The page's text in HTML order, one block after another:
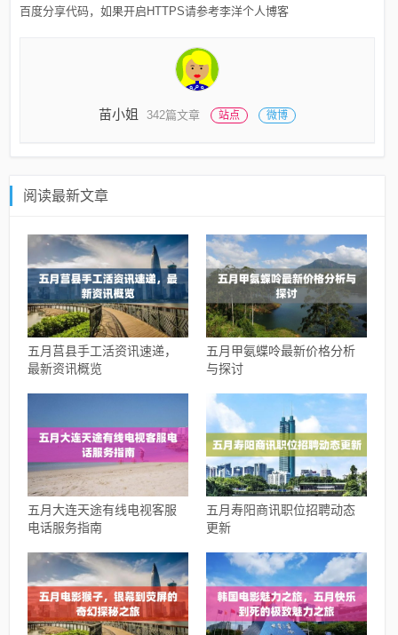
百度分享代码，如果开启HTTPS请参考李洋个人博客
苗小姐 342篇文章 站点 微博
阅读最新文章
五月莒县手工活资讯速递，
最新资讯概览
五月甲氨蝶呤最新价格分析
与探讨
五月大连天途有线电视客服
电话服务指南
五月寿阳商讯职位招聘动态
更新